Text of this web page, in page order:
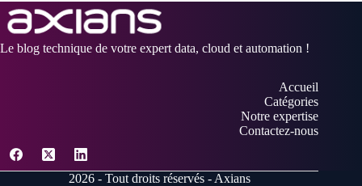
Le blog technique de votre expert data, cloud et automation !
Accueil
Catégories
Notre expertise
Contactez-nous
2026 - Tout droits réservés - Axians